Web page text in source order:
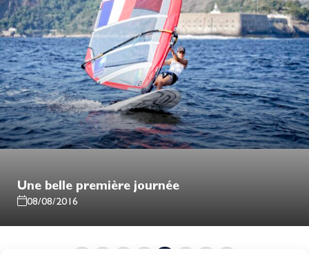
Une belle première journée
08/08/2016